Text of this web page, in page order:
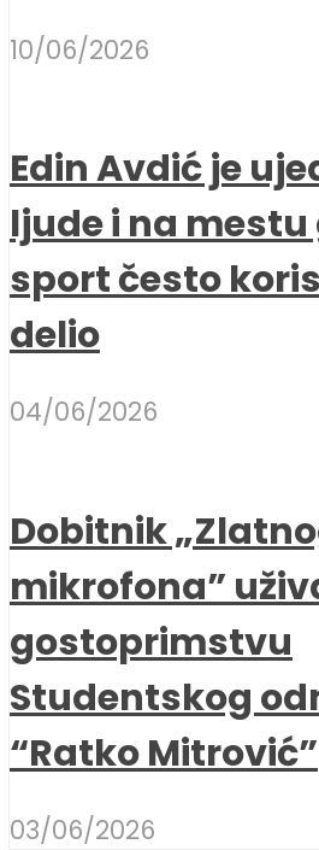
10/06/2026
Edin Avdić je
ljude i na mestu
sport često
delio
04/06/2026
Dobitnik
mikrofona”
gostoprimstvu
Studentskog
“Ratko Mitrović”
03/06/2026